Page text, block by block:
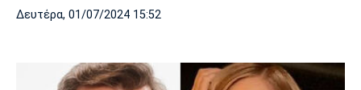
Δευτέρα, 01/07/2024 15:52